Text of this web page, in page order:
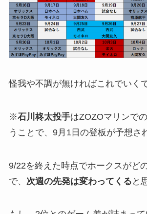
怪我や不調が無ければこれでいく
※石川柊太投手はZOZOマリンで
うことで、9月1日の登板が予想さ
9/22を終えた時点でホークスがど
で、 次週の先発は変わってくる と